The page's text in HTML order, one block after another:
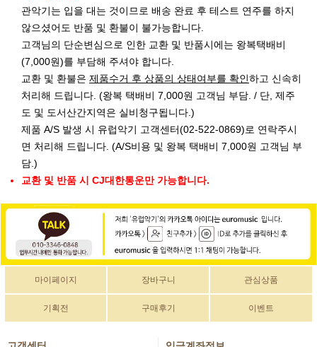
관악기는 입을 대는 것이므로 배송 완료 후 테스트 연주를 하지
않으셨어도 반품 및 환불이 불가능합니다.
고객님의 단순변심으로 인한 교환 및 반품시에는 왕복택배비
(7,000원)를 부담해 주셔야 합니다.
교환 및 환불은 제품수거 후 상품의 상태여부를 확인하고 신속히
처리해 드립니다. (왕복 택배비 7,000원 고객님 부담. / 단, 제주
도 및 도서산간지역은 실비청구됩니다.)
제품 A/S 발생 시 유럽악기 고객센터(02-522-0869)로 연락주시
면 처리해 드립니다. (A/S비용 및 왕복 택배비 7,000원 고객님 부
담.)
교환 및 반품 시 CJ대한통운만 가능합니다.
마이페이지 장바구니 관심상품
기획전 구매후기 이벤트